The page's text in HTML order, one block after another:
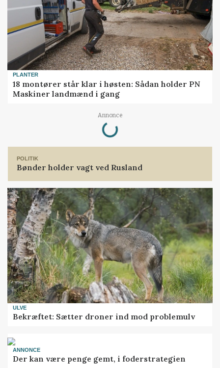
PLANTER
18 montører står klar i høsten: Sådan holder PN
Maskiner landmænd i gang
Annonce
Loading...
POLITIK
Bønder holder vagt ved Rusland
ULVE
Bekræftet: Sætter droner ind mod problemulv
ANNONCE
Der kan være penge gemt, i foderstrategien